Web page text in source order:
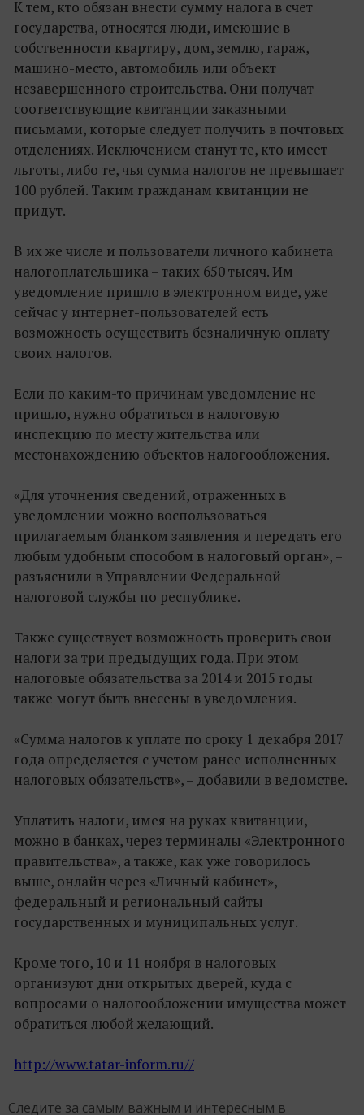
К тем, кто обязан внести сумму налога в счет
государства, относятся люди, имеющие в
собственности квартиру, дом, землю, гараж,
машино-место, автомобиль или объект
незавершенного строительства. Они получат
соответствующие квитанции заказными
письмами, которые следует получить в почтовых
отделениях. Исключением станут те, кто имеет
льготы, либо те, чья сумма налогов не превышает
100 рублей. Таким гражданам квитанции не
придут.
В их же числе и пользователи личного кабинета
налогоплательщика – таких 650 тысяч. Им
уведомление пришло в электронном виде, уже
сейчас у интернет-пользователей есть
возможность осуществить безналичную оплату
своих налогов.
Если по каким-то причинам уведомление не
пришло, нужно обратиться в налоговую
инспекцию по месту жительства или
местонахождению объектов налогообложения.
«Для уточнения сведений, отраженных в
уведомлении можно воспользоваться
прилагаемым бланком заявления и передать его
любым удобным способом в налоговый орган», –
разъяснили в Управлении Федеральной
налоговой службы по республике.
Также существует возможность проверить свои
налоги за три предыдущих года. При этом
налоговые обязательства за 2014 и 2015 годы
также могут быть внесены в уведомления.
«Сумма налогов к уплате по сроку 1 декабря 2017
года определяется с учетом ранее исполненных
налоговых обязательств», – добавили в ведомстве.
Уплатить налоги, имея на руках квитанции,
можно в банках, через терминалы «Электронного
правительства», а также, как уже говорилось
выше, онлайн через «Личный кабинет»,
федеральный и региональный сайты
государственных и муниципальных услуг.
Кроме того, 10 и 11 ноября в налоговых
организуют дни открытых дверей, куда с
вопросами о налогообложении имущества может
обратиться любой желающий.
http://www.tatar-inform.ru//
Следите за самым важным и интересным в